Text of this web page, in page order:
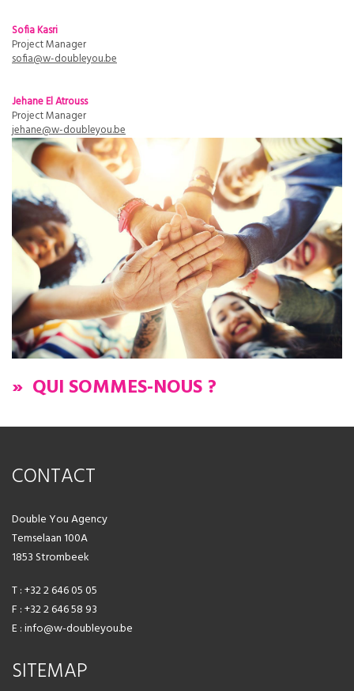
FR
Sofia Kasri
Project Manager
sofia@w-doubleyou.be
Jehane El Atrouss
Project Manager
jehane@w-doubleyou.be
» QUI SOMMES-NOUS ?
CONTACT
Double You Agency
Temselaan 100A
1853 Strombeek
T : +32 2 646 05 05
F : +32 2 646 58 93
E : info@w-doubleyou.be
SITEMAP